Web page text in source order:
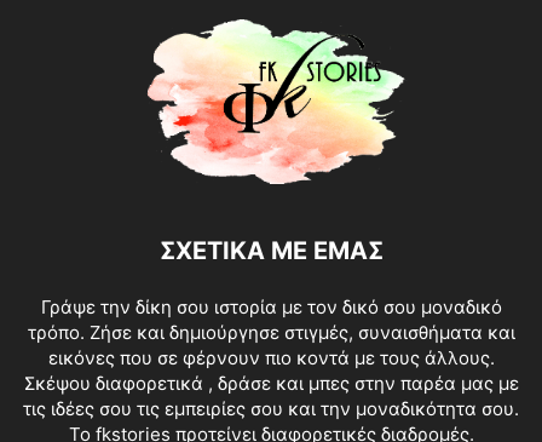
ΣΧΕΤΙΚΑ ΜΕ ΕΜΑΣ
Γράψε την δίκη σου ιστορία με τον δικό σου μοναδικό
τρόπο. Ζήσε και δημιούργησε στιγμές, συναισθήματα και
εικόνες που σε φέρνουν πιο κοντά με τους άλλους.
Σκέψου διαφορετικά , δράσε και μπες στην παρέα μας με
τις ιδέες σου τις εμπειρίες σου και την μοναδικότητα σου.
Το fkstories προτείνει διαφορετικές διαδρομές.